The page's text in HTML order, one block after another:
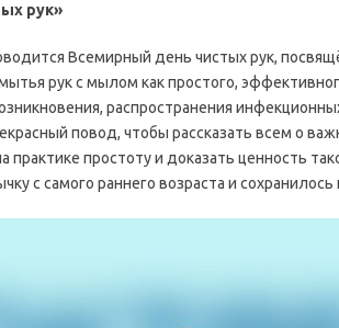
рук»
Всемирный день чистых рук,
рук с мылом как простого,
распространения
повод, чтобы рассказать всем о
практике простоту и доказать ценность
с самого раннего возраста и